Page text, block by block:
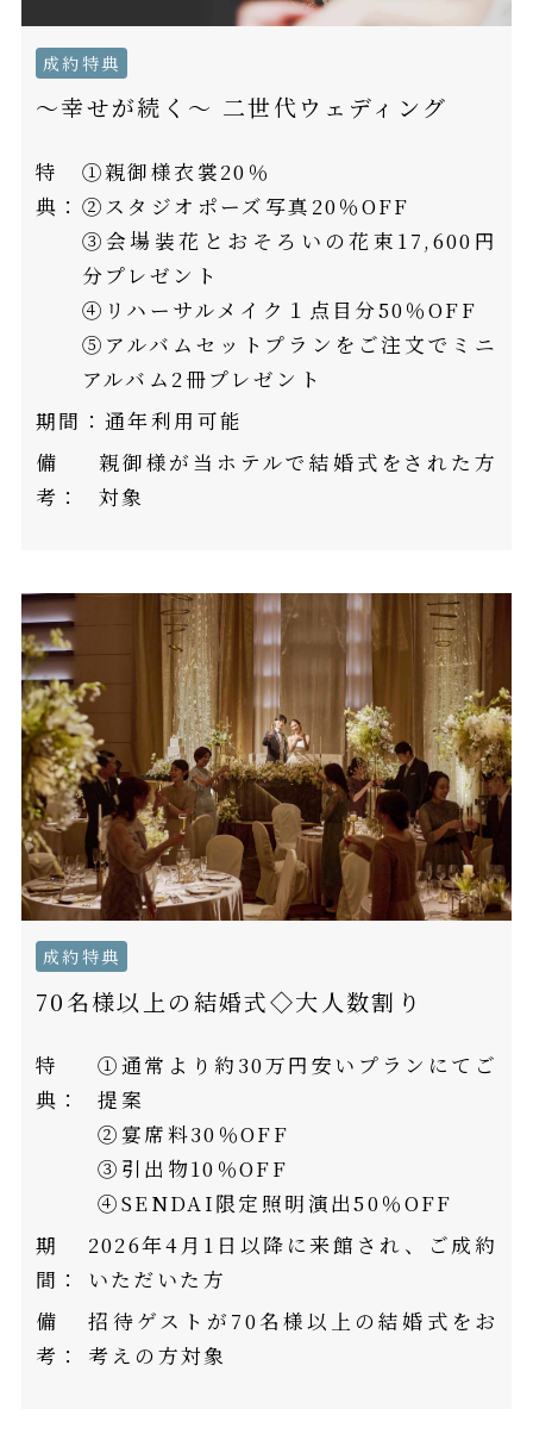
成約特典
～幸せが続く～ 二世代ウェディング
特
典：
①親御様衣裳20％
②スタジオポーズ写真20％OFF
③会場装花とおそろいの花束17,600円
分プレゼント
④リハーサルメイク１点目分50％OFF
⑤アルバムセットプランをご注文でミニ
アルバム2冊プレゼント
期間： 通年利用可能
備
考：
親御様が当ホテルで結婚式をされた方
対象
成約特典
70名様以上の結婚式◇大人数割り
特
典：
①通常より約30万円安いプランにてご
提案
②宴席料30％OFF
③引出物10％OFF
④SENDAI限定照明演出50％OFF
期
間：
2026年4月1日以降に来館され、ご成約
いただいた方
備
考：
招待ゲストが70名様以上の結婚式をお
考えの方対象